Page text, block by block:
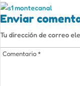
Enviar
Tu dirección de correo